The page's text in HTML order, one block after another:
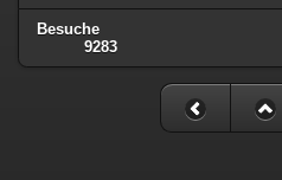
Besuche
9283